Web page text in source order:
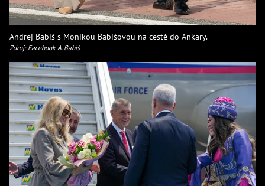
Andrej Babiš s Monikou Babišovou na cestě do Ankary.
Zdroj: Facebook A. Babiš